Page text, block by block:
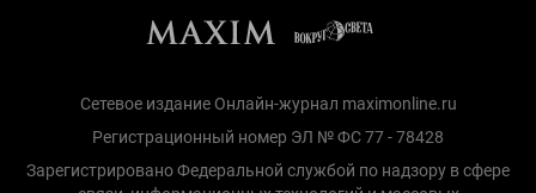
Сетевое издание Онлайн-журнал maximonline.ru
Регистрационный номер ЭЛ № ФС 77 - 78428
Зарегистрировано Федеральной службой по надзору в сфере